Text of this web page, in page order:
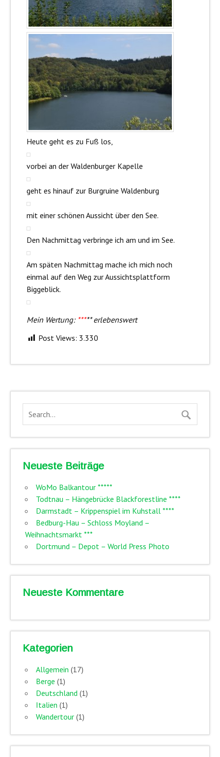
Heute geht es zu Fuß los,
vorbei an der Waldenburger Kapelle
geht es hinauf zur Burgruine Waldenburg
mit einer schönen Aussicht über den See.
Den Nachmittag verbringe ich am und im See.
Am späten Nachmittag mache ich mich noch
einmal auf den Weg zur Aussichtsplattform
Biggeblick.
Mein Wertung: ***** erlebenswert
Post Views: 3.330
Neueste Beiträge
WoMo Balkantour *****
Todtnau – Hängebrücke Blackforestline ****
Darmstadt – Krippenspiel im Kuhstall ****
Bedburg-Hau – Schloss Moyland –
Weihnachtsmarkt ***
Dortmund – Depot – World Press Photo
Neueste Kommentare
Kategorien
Allgemein (17)
Berge (1)
Deutschland(1)
Italien (1)
Wandertour(1)